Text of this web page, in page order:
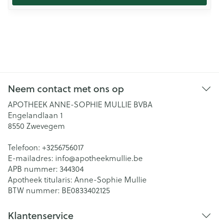
Neem contact met ons op
APOTHEEK ANNE-SOPHIE MULLIE BVBA
Engelandlaan 1
8550 Zwevegem
Telefoon: +3256756017
E-mailadres: info@apotheekmullie.be
APB nummer: 344304
Apotheek titularis: Anne-Sophie Mullie
BTW nummer: BE0833402125
Klantenservice